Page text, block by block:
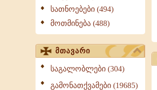
სათნოებები (494)
მოთმინება (488)
მთავარი
საგალობლები (304)
გამონათქვამები (19685)